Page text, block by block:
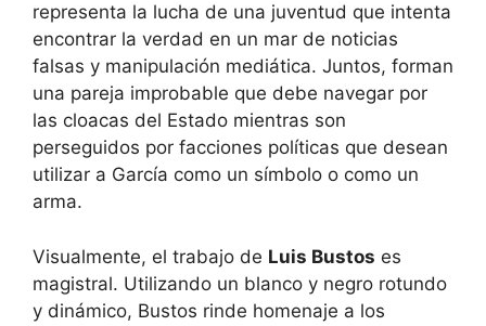
representa la lucha de una juventud que intenta
encontrar la verdad en un mar de noticias
falsas y manipulación mediática. Juntos, forman
una pareja improbable que debe navegar por
las cloacas del Estado mientras son
perseguidos por facciones políticas que desean
utilizar a García como un símbolo o como un
arma.
Visualmente, el trabajo de Luis Bustos es
magistral. Utilizando un blanco y negro rotundo
y dinámico, Bustos rinde homenaje a los